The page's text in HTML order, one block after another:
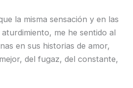
la misma sensación y en las
aturdimiento, me he sentido al
en sus historias de amor,
del fugaz, del constante,